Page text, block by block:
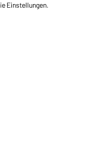
Einstellungen.